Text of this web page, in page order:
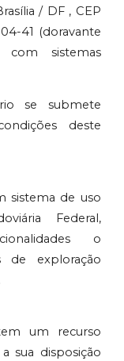
/ DF , CEP
41 (doravante
com sistemas
se submete
deste
sistema de uso
Federal,
o
de exploração
um recurso
sua disposição